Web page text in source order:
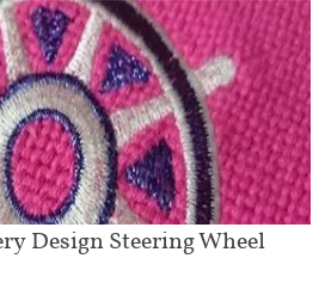
Design Steering Wheel